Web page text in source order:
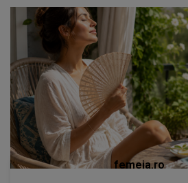
femeia.ro